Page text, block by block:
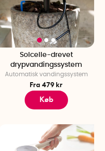
Solcelle-drevet
drypvandingssystem
Automatisk vandingssystem
Fra 479 kr
Køb